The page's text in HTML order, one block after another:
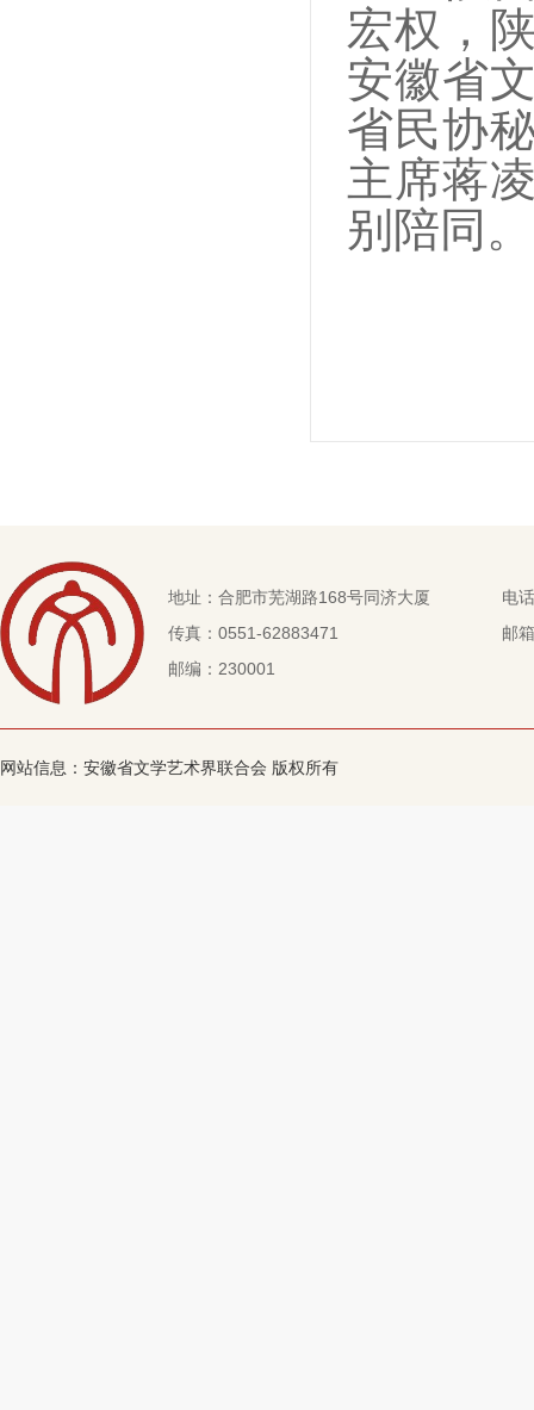
宏权，
安徽省
省民协
主席蒋
别陪同。
地址：合肥市芜湖路168号同济大厦
电
传真：0551-62883471
邮
邮编：230001
网站信息：安徽省文学艺术界联合会 版权所有